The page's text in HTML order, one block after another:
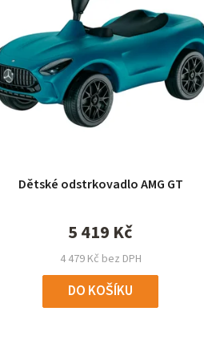
Dětské odstrkovadlo AMG GT
4 479 Kč bez DPH
5 419 Kč
DO KOŠÍKU